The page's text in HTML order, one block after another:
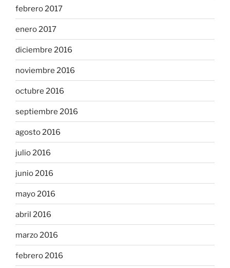
febrero 2017
enero 2017
diciembre 2016
noviembre 2016
octubre 2016
septiembre 2016
agosto 2016
julio 2016
junio 2016
mayo 2016
abril 2016
marzo 2016
febrero 2016